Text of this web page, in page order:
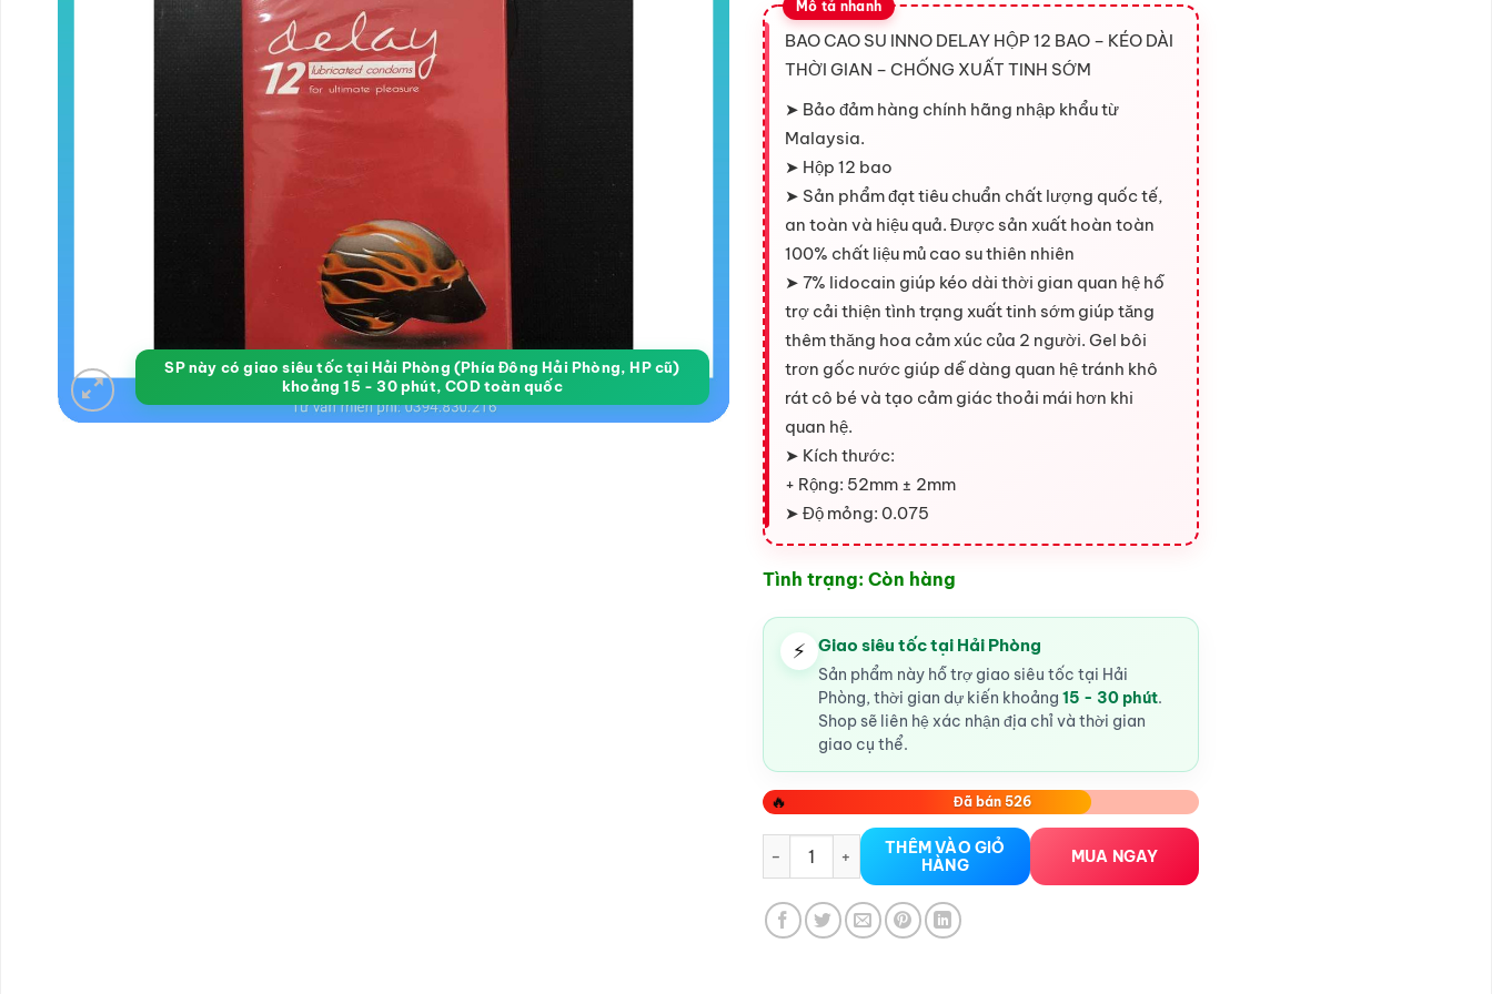
SP này có giao siêu tốc tại Hải Phòng (Phía Đông Hải Phòng, HP cũ)
khoảng 15 - 30 phút, COD toàn quốc
BAO CAO SU INNO DELAY HỘP 12 BAO – KÉO DÀI
THỜI GIAN – CHỐNG XUẤT TINH SỚM
➤ Bảo đảm hàng chính hãng nhập khẩu từ
Malaysia.
➤ Hộp 12 bao
➤ Sản phẩm đạt tiêu chuẩn chất lượng quốc tế,
an toàn và hiệu quả. Được sản xuất hoàn toàn
100% chất liệu mủ cao su thiên nhiên
➤ 7% lidocain giúp kéo dài thời gian quan hệ hỗ
trợ cải thiện tình trạng xuất tinh sớm giúp tăng
thêm thăng hoa cảm xúc của 2 người. Gel bôi
trơn gốc nước giúp dễ dàng quan hệ tránh khô
rát cô bé và tạo cảm giác thoải mái hơn khi
quan hệ.
➤ Kích thước:
+ Rộng: 52mm ± 2mm
➤ Độ mỏng: 0.075
Tình trạng: Còn hàng
⚡ Giao siêu tốc tại Hải Phòng
Sản phẩm này hỗ trợ giao siêu tốc tại Hải
Phòng, thời gian dự kiến khoảng 15 - 30 phút.
Shop sẽ liên hệ xác nhận địa chỉ và thời gian
giao cụ thể.
🔥 Đã bán 526
bao cao su INNO Delay 12c số lượng
THÊM VÀO GIỎ
HÀNG
MUA NGAY